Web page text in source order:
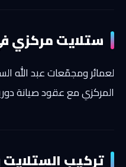
ستلايت مركزي
لعمائر ومجمّعات عبد الله
المركزي مع عقود صيانة
تركيب